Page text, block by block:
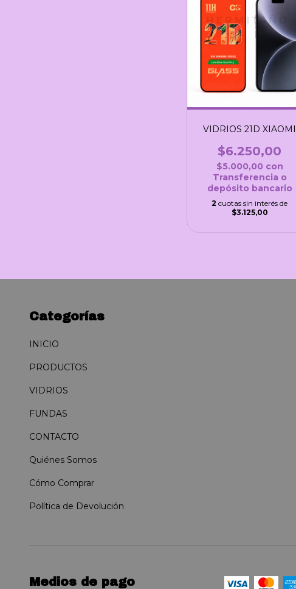
VIDRIOS 21D XIAOMI
$6.250,00
$5.000,00 con
Transferencia o
depósito bancario
2 cuotas sin interés de
$3.125,00
Categorías
INICIO
PRODUCTOS
VIDRIOS
FUNDAS
CONTACTO
Quiénes Somos
Cómo Comprar
Política de Devolución
Medios de pago